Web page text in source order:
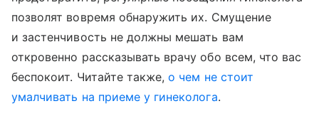
позволят вовремя обнаружить их. Смущение
и застенчивость не должны мешать вам
откровенно рассказывать врачу обо всем, что вас
беспокоит. Читайте также,о чем не стоит
умалчивать на приеме у гинеколога.